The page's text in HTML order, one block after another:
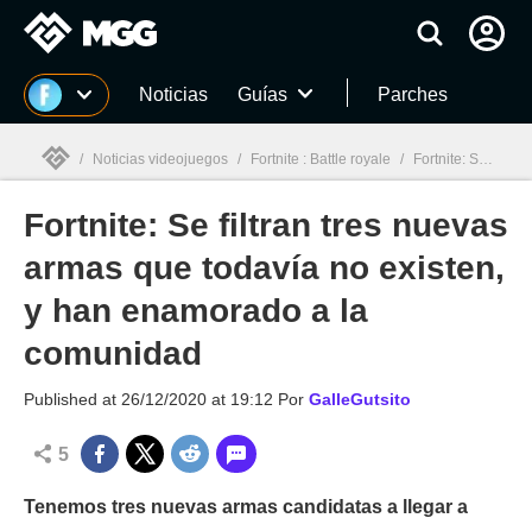
MGG Noticias Guías Parches
MGG
/ Noticias videojuegos / Fortnite : Battle royale / Fortnite: Se filtran tres nuevas armas que todavía no existen, y han enamorado a la comunidad
Fortnite: Se filtran tres nuevas
armas que todavía no existen,
y han enamorado a la
comunidad
Published at 26/12/2020 at 19:12 Por GalleGutsito
5
Tenemos tres nuevas armas candidatas a llegar a